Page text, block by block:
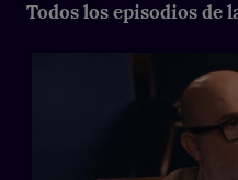
apasionada de lo que hace,
Todos los episodios de